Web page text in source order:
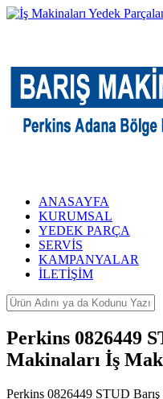
ANASAYFA
KURUMSAL
YEDEK PARÇA
SERVİS
KAMPANYALAR
İLETİŞİM
Perkins 0826449
Makinaları İş
Perkins 0826449 STUD